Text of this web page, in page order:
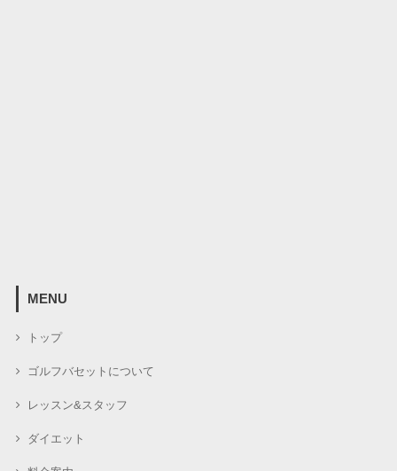
MENU
トップ
ゴルフバセットについて
レッスン&スタッフ
ダイエット